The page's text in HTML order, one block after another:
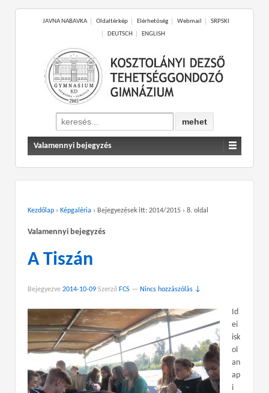
JAVNA NABAVKA Oldaltérkép Elérhetőség Webmail
SRPSKI
DEUTSCH
ENGLISH
Search
for:
Valamennyi bejegyzés
Kezdőlap › Képgaléria › Bejegyezések itt: 2014/2015 › 8. oldal
Valamennyi bejegyzés
A Tiszán
Bejegyezve 2014-10-09 Szerző FCS — Nincs hozzászólás ↓
Id
ei
isk
ol
an
ap
i